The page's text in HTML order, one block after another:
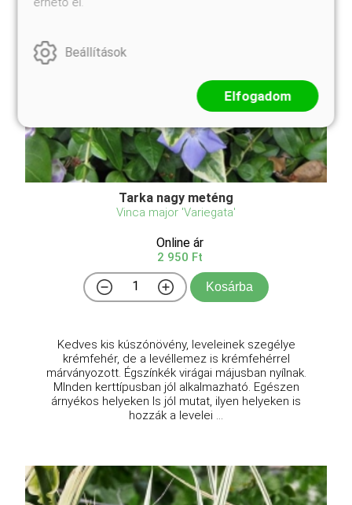
Tarka nagy meténg
Vinca major 'Variegata'
Online ár
2 950 Ft
Kosárba
Kedves kis kúszónövény, leveleinek szegélye
krémfehér, de a levéllemez is krémfehérrel
márványozott. Égszínkék virágai májusban nyílnak.
MInden kerttípusban jól alkalmazható. Egészen
árnyékos helyeken ls jól mutat, ilyen helyeken is
hozzák a levelei ...
Beállítások
Elfogadom